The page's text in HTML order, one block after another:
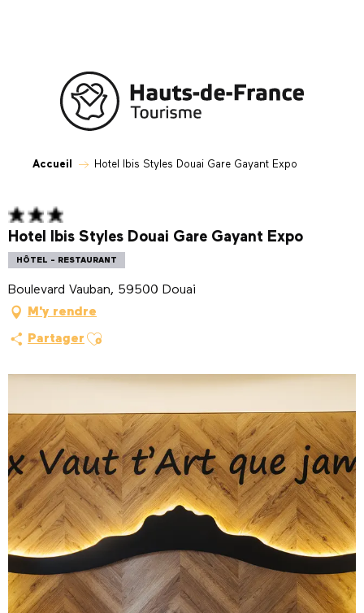
Accueil Hotel Ibis Styles Douai Gare Gayant Expo
Hotel Ibis Styles Douai Gare Gayant Expo
HÔTEL - RESTAURANT
Boulevard Vauban, 59500 Douai
M'y rendre
Partager Ajouter aux favoris